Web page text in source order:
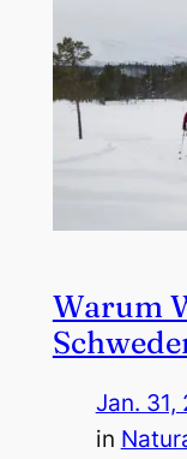
Warum
Jan. 31,
in